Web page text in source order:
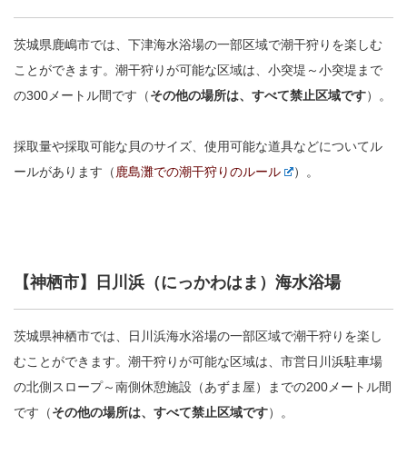
茨城県鹿嶋市では、下津海水浴場の一部区域で潮干狩りを楽しむ
ことができます。潮干狩りが可能な区域は、小突堤～小突堤まで
の300メートル間です（その他の場所は、すべて禁止区域です）。
採取量や採取可能な貝のサイズ、使用可能な道具などについてル
ールがあります（鹿島灘での潮干狩りのルール ）。
【神栖市】日川浜（にっかわはま）海水浴場
茨城県神栖市では、日川浜海水浴場の一部区域で潮干狩りを楽し
むことができます。潮干狩りが可能な区域は、市営日川浜駐車場
の北側スロープ～南側休憩施設（あずま屋）までの200メートル間
です（その他の場所は、すべて禁止区域です）。